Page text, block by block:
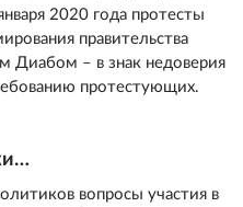
2020 года протесты
правительства
Диабом – в знак недоверия
протестующих.
вопросы участия в